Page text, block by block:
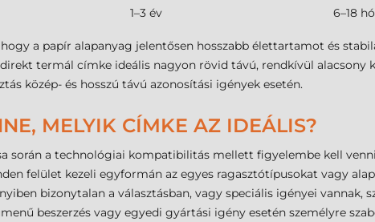
1–3 év 6–18
a papír alapanyag jelentősen hosszabb élettartamot és
termál címke ideális nagyon rövid távú, rendkívül alacsony
közép- és hosszú távú azonosítási igények esetén.
MELYIK CÍMKE AZ IDEÁLIS?
során a technológiai kompatibilitás mellett figyelembe kell
felület kezeli egyformán az egyes ragasztótípusokat vagy
bizonytalan a választásban, vagy speciális igényei vannak,
beszerzés vagy egyedi gyártási igény esetén személyre